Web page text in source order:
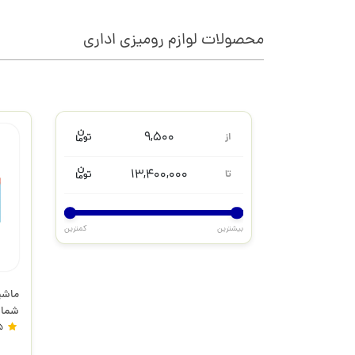
محصولات لوازم رومیزی اداری
/
از 9,500
تا 13,400,000
بیشترین کمترین
5